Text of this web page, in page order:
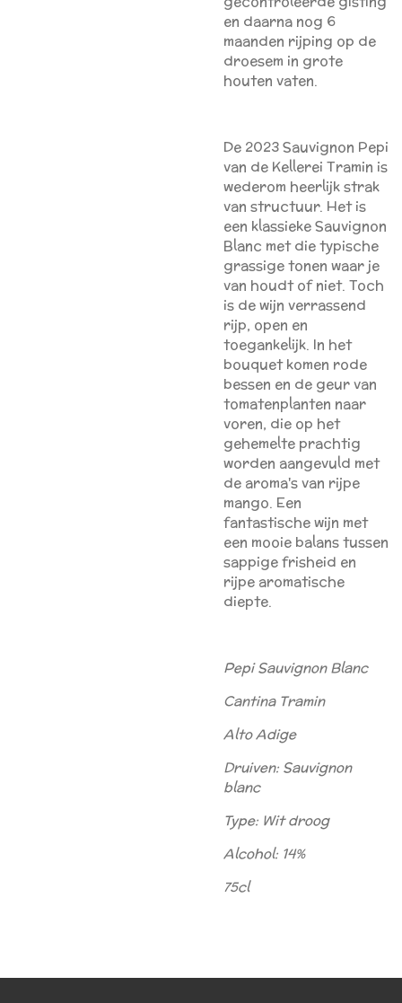
en daarna nog 6
maanden rijping op de
droesem in grote
houten vaten.
De 2023 Sauvignon Pepi
van de Kellerei Tramin is
wederom heerlijk strak
van structuur. Het is
een klassieke Sauvignon
Blanc met die typische
grassige tonen waar je
van houdt of niet. Toch
is de wijn verrassend
rijp, open en
toegankelijk. In het
bouquet komen rode
bessen en de geur van
tomatenplanten naar
voren, die op het
gehemelte prachtig
worden aangevuld met
de aroma's van rijpe
mango. Een
fantastische wijn met
een mooie balans tussen
sappige frisheid en
rijpe aromatische
diepte.
Pepi Sauvignon Blanc
Cantina Tramin
Alto Adige
Druiven: Sauvignon
blanc
Type: Wit droog
Alcohol: 14%
75cl